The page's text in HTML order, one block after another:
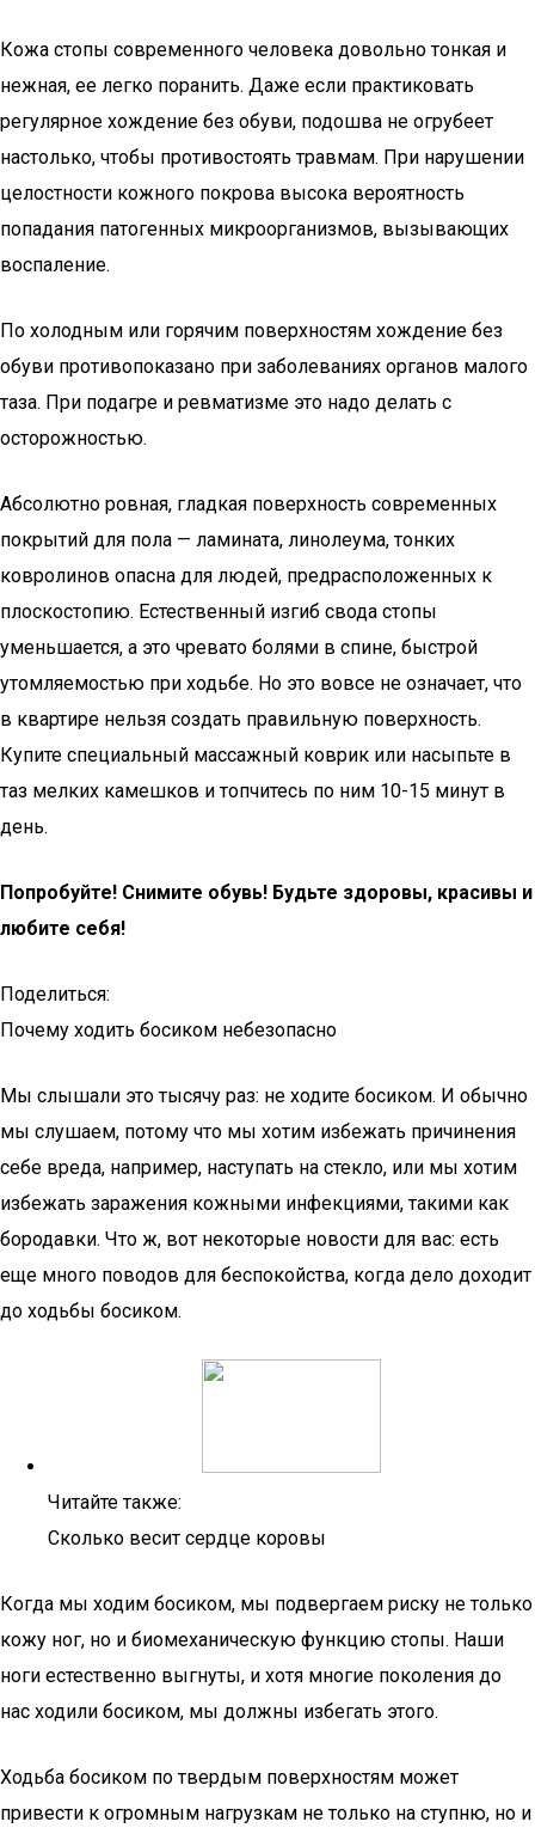
Кожа стопы современного человека довольно тонкая и
нежная, ее легко поранить. Даже если практиковать
регулярное хождение без обуви, подошва не огрубеет
настолько, чтобы противостоять травмам. При нарушении
целостности кожного покрова высока вероятность
попадания патогенных микроорганизмов, вызывающих
воспаление.
По холодным или горячим поверхностям хождение без
обуви противопоказано при заболеваниях органов малого
таза. При подагре и ревматизме это надо делать с
осторожностью.
Абсолютно ровная, гладкая поверхность современных
покрытий для пола — ламината, линолеума, тонких
ковролинов опасна для людей, предрасположенных к
плоскостопию. Eстественный изгиб свода стопы
уменьшается, а это чревато болями в спине, быстрой
утомляемостью при ходьбе. Но это вовсе не означает, что
в квартире нельзя создать правильную поверхность.
Купите специальный массажный коврик или насыпьте в
таз мелких камешков и топчитесь по ним 10-15 минут в
день.
Попробуйте! Снимите обувь! Будьте здоровы, красивы и
любите себя!
Поделиться:
Почему ходить босиком небезопасно
Мы слышали это тысячу раз: не ходите босиком. И обычно
мы слушаем, потому что мы хотим избежать причинения
себе вреда, например, наступать на стекло, или мы хотим
избежать заражения кожными инфекциями, такими как
бородавки. Что ж, вот некоторые новости для вас: есть
еще много поводов для беспокойства, когда дело доходит
до ходьбы босиком.
Читайте также:
Сколько весит сердце коровы
Когда мы ходим босиком, мы подвергаем риску не только
кожу ног, но и биомеханическую функцию стопы. Наши
ноги естественно выгнуты, и хотя многие поколения до
нас ходили босиком, мы должны избегать этого.
Ходьба босиком по твердым поверхностям может
привести к огромным нагрузкам не только на ступню, но и